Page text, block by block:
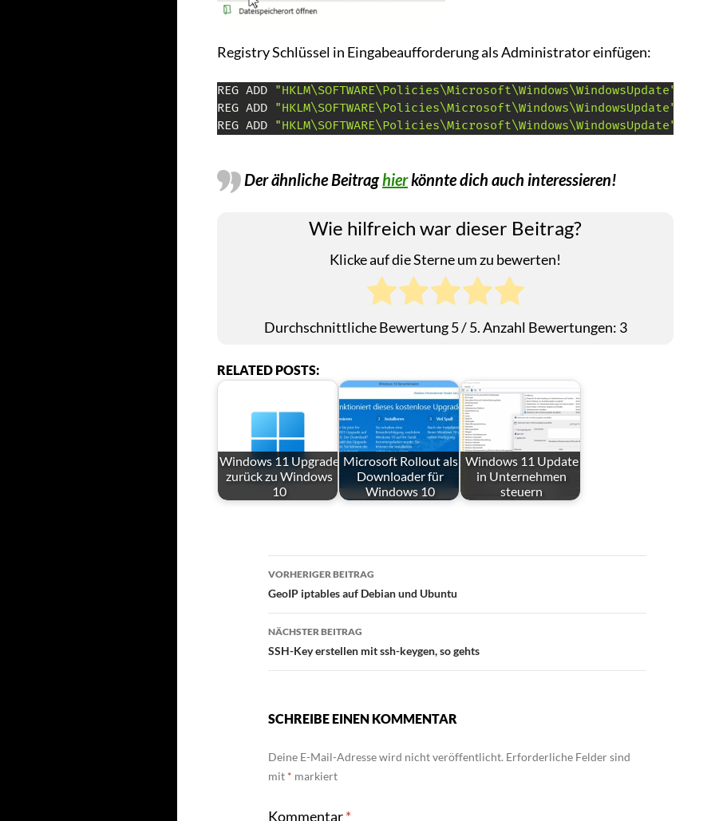
Registry Schlüssel in Eingabeaufforderung als Administrator einfügen:
REG ADD "HKLM\SOFTWARE\Policies\Microsoft\Windows\WindowsUpdate" /v
REG ADD "HKLM\SOFTWARE\Policies\Microsoft\Windows\WindowsUpdate" /
REG ADD "HKLM\SOFTWARE\Policies\Microsoft\Windows\WindowsUpdate" /
Der ähnliche Beitraghierkönnte dich auch interessieren!
Wie hilfreich war dieser Beitrag?
Klicke auf die Sterne um zu bewerten!
Durchschnittliche Bewertung5/ 5. Anzahl Bewertungen: 3
RELATED POSTS:
Windows 11 Upgrade
zurück zu Windows
10
Microsoft Rollout als
Downloader für
Windows 10
Windows 11 Update
in Unternehmen
steuern
Beitragsnavigation
VORHERIGER BEITRAG
GeoIP iptables auf Debian und Ubuntu
NÄCHSTER BEITRAG
SSH-Key erstellen mit ssh-keygen, so gehts
SCHREIBE EINEN KOMMENTAR
Deine E-Mail-Adresse wird nicht veröffentlicht. Erforderliche Felder sind
mit * markiert
Kommentar*